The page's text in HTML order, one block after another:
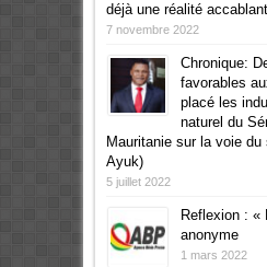
déjà une réalité
7 novembre 2022
Chronique:
favorables
placé les
naturel du
Mauritanie sur la voie
Ayuk)
5 juillet 2022
Reflexion : «
anonyme
1 mars 2022